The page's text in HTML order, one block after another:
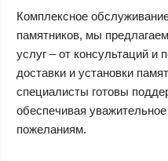
Комплексное
памятников, мы
услуг – от консультаций и
доставки и установки
специалисты готовы
обеспечивая
пожеланиям.